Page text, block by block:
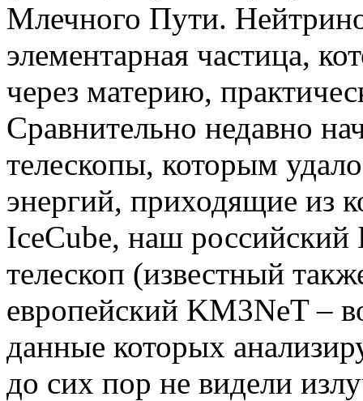
Млечного Пути.
элементарная частица,
через материю,
Сравнительно недавно
телескопы, которым
энергий, приходящие из
IceCube, наш
телескоп (известный
европейский KM3NeT –
данные которых
до сих пор не видели